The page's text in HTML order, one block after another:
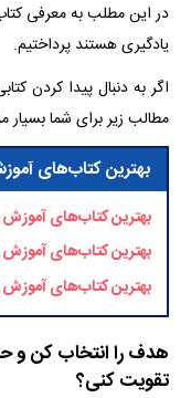
در این مطلب به معرفی
یادگیری هستند پرداختیم.
اگر به دنبال پیدا کردن
مطالب زیر برای شما
بهترین کتاب‌های
بهترین کتاب‌های آموزش
بهترین کتاب‌های آموزش
بهترین کتاب‌های آموزش
هدف را انتخاب کن
تقویت کنی؟